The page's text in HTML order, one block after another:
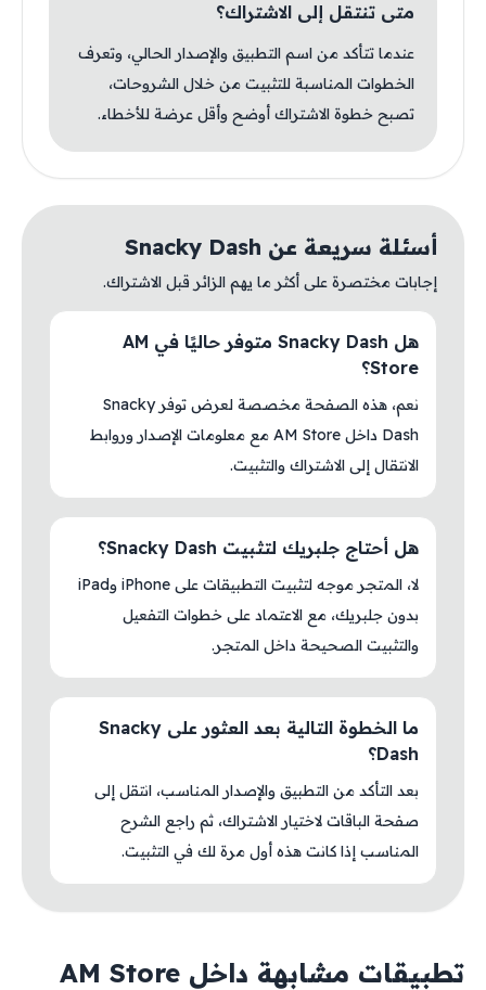
متى تنتقل إلى الاشتراك؟
عندما تتأكد من اسم التطبيق والإصدار الحالي، وتعرف
الخطوات المناسبة للتثبيت من خلال الشروحات،
تصبح خطوة الاشتراك أوضح وأقل عرضة للأخطاء.
أسئلة سريعة عن Snacky Dash
إجابات مختصرة على أكثر ما يهم الزائر قبل الاشتراك.
هل Snacky Dash متوفر حاليًا في AM
Store؟
نعم، هذه الصفحة مخصصة لعرض توفر Snacky
Dash داخل AM Store مع معلومات الإصدار وروابط
الانتقال إلى الاشتراك والتثبيت.
هل أحتاج جلبريك لتثبيت Snacky Dash؟
لا، المتجر موجه لتثبيت التطبيقات على iPhone وiPad
بدون جلبريك، مع الاعتماد على خطوات التفعيل
والتثبيت الصحيحة داخل المتجر.
ما الخطوة التالية بعد العثور على Snacky
Dash؟
بعد التأكد من التطبيق والإصدار المناسب، انتقل إلى
صفحة الباقات لاختيار الاشتراك، ثم راجع الشرح
المناسب إذا كانت هذه أول مرة لك في التثبيت.
تطبيقات مشابهة داخل AM Store